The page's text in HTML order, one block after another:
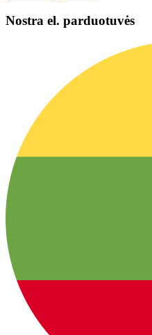
Nostra el. parduotuvės